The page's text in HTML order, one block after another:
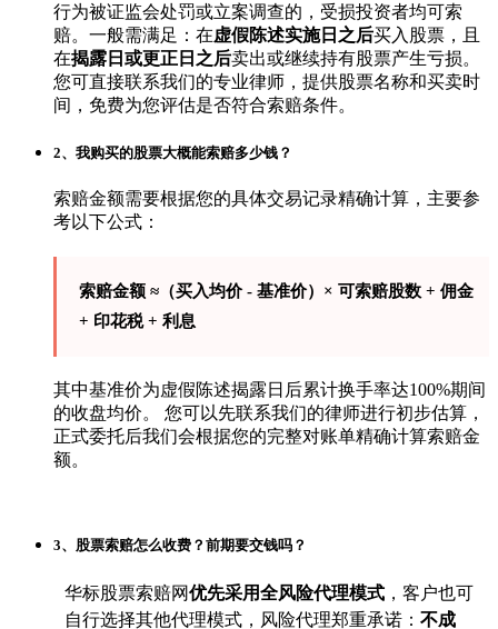
行为被证监会处罚或立案调查的，受损投资者均可索
赔。一般需满足：在虚假陈述实施日之后买入股票，且
在揭露日或更正日之后卖出或继续持有股票产生亏损。
您可直接联系我们的专业律师，提供股票名称和买卖时
间，免费为您评估是否符合索赔条件。
2、我购买的股票大概能索赔多少钱？
索赔金额需要根据您的具体交易记录精确计算，主要参
考以下公式：
索赔金额 ≈（买入均价 - 基准价）× 可索赔股数 + 佣金
+ 印花税 + 利息
其中基准价为虚假陈述揭露日后累计换手率达100%期间
的收盘均价。 您可以先联系我们的律师进行初步估算，
正式委托后我们会根据您的完整对账单精确计算索赔金
额。
3、股票索赔怎么收费？前期要交钱吗？
华标股票索赔网优先采用全风险代理模式 ，客户也可
自行选择其他代理模式，风险代理郑重承诺： 不成